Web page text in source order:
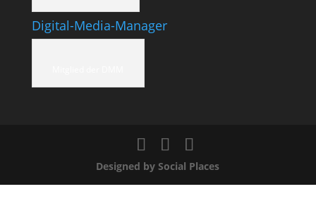
Digital-Media-Manager
Designed by Social Places